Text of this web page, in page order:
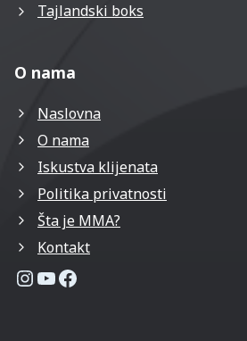
Tajlandski boks
O nama
Naslovna
O nama
Iskustva klijenata
Politika privatnosti
Šta je MMA?
Kontakt
Instagram profil
YouTube kanalFacebook stranica